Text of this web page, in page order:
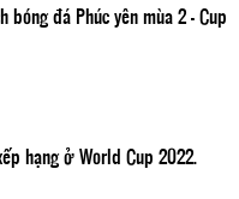
bóng đá Phúc yên mùa 2 - Cup
hạng ở World Cup 2022.